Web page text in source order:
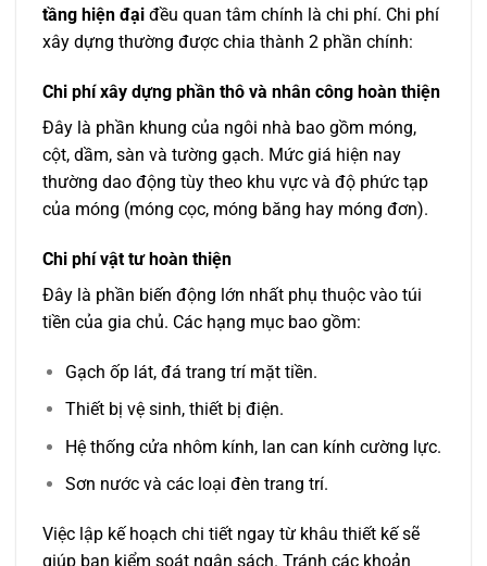
tầng hiện đại đều quan tâm chính là chi phí. Chi phí
xây dựng thường được chia thành 2 phần chính:
Chi phí xây dựng phần thô và nhân công hoàn thiện
Đây là phần khung của ngôi nhà bao gồm móng,
cột, dầm, sàn và tường gạch. Mức giá hiện nay
thường dao động tùy theo khu vực và độ phức tạp
của móng (móng cọc, móng băng hay móng đơn).
Chi phí vật tư hoàn thiện
Đây là phần biến động lớn nhất phụ thuộc vào túi
tiền của gia chủ. Các hạng mục bao gồm:
Gạch ốp lát, đá trang trí mặt tiền.
Thiết bị vệ sinh, thiết bị điện.
Hệ thống cửa nhôm kính, lan can kính cường lực.
Sơn nước và các loại đèn trang trí.
Việc lập kế hoạch chi tiết ngay từ khâu thiết kế sẽ
giúp bạn kiểm soát ngân sách. Tránh các khoản